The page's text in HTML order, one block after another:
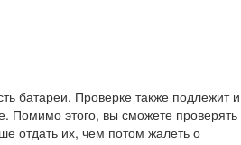
батареи. Проверке также подлежит и
Помимо этого, вы сможете проверять
отдать их, чем потом жалеть о